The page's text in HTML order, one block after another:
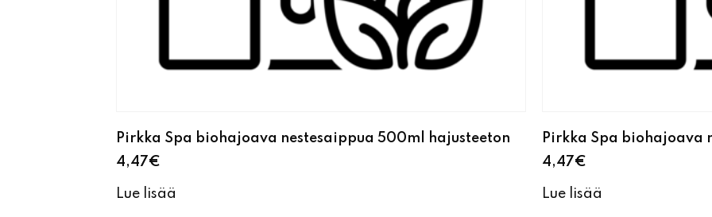
Pirkka Spa biohajoava nestesaippua 500ml hajusteeton
4,47 €
Lue lisää
Pirkka Spa biohajoava
4,47 €
Lue lisää